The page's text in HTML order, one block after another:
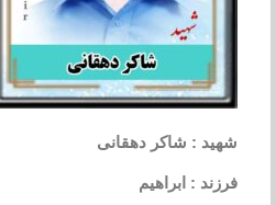
شهید : شاکر دهقانی
فرزند : ابراهیم